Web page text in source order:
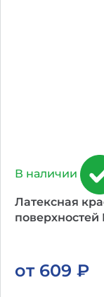
В наличии
Латексная
поверхностей
от 609 ₽